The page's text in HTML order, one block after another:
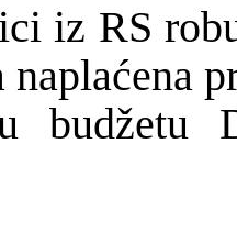
iz RS
naplaćena
budžetu